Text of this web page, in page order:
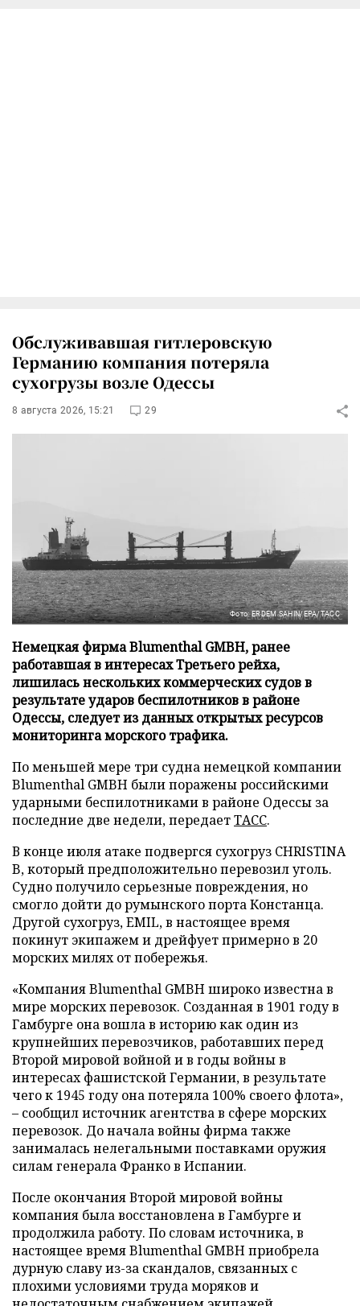
Обслуживавшая гитлеровскую
Германию компания потеряла
сухогрузы возле Одессы
8 августа 2026, 15:21 29
Фото: ERDEM SAHIN/EPA/ТАСС
Немецкая фирма Blumenthal GMBH, ранее
работавшая в интересах Третьего рейха,
лишилась нескольких коммерческих судов в
результате ударов беспилотников в районе
Одессы, следует из данных открытых ресурсов
мониторинга морского трафика.
По меньшей мере три судна немецкой компании
Blumenthal GMBH были поражены российскими
ударными беспилотниками в районе Одессы за
последние две недели, передаетТАСС.
В конце июля атаке подвергся сухогруз CHRISTINA
B, который предположительно перевозил уголь.
Судно получило серьезные повреждения, но
смогло дойти до румынского порта Констанца.
Другой сухогруз, EMIL, в настоящее время
покинут экипажем и дрейфует примерно в 20
морских милях от побережья.
«Компания Blumenthal GMBH широко известна в
мире морских перевозок. Созданная в 1901 году в
Гамбурге она вошла в историю как один из
крупнейших перевозчиков, работавших перед
Второй мировой войной и в годы войны в
интересах фашистской Германии, в результате
чего к 1945 году она потеряла 100% своего флота»,
– сообщил источник агентства в сфере морских
перевозок. До начала войны фирма также
занималась нелегальными поставками оружия
силам генерала Франко в Испании.
После окончания Второй мировой войны
компания была восстановлена в Гамбурге и
продолжила работу. По словам источника, в
настоящее время Blumenthal GMBH приобрела
дурную славу из-за скандалов, связанных с
плохими условиями труда моряков и